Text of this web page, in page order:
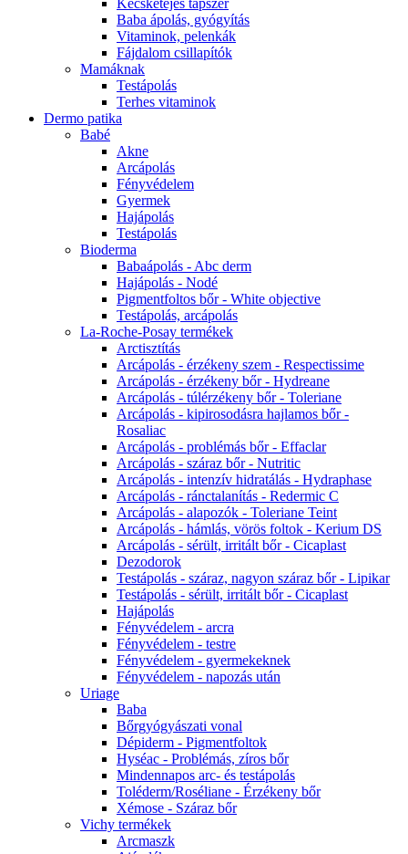
Kecsketejes tápszer
Baba ápolás, gyógyítás
Vitaminok, pelenkák
Fájdalom csillapítók
Mamáknak
Testápolás
Terhes vitaminok
Dermo patika
Babé
Akne
Arcápolás
Fényvédelem
Gyermek
Hajápolás
Testápolás
Bioderma
Babaápolás - Abc derm
Hajápolás - Nodé
Pigmentfoltos bőr - White objective
Testápolás, arcápolás
La-Roche-Posay termékek
Arctisztítás
Arcápolás - érzékeny szem - Respectissime
Arcápolás - érzékeny bőr - Hydreane
Arcápolás - túlérzékeny bőr - Toleriane
Arcápolás - kipirosodásra hajlamos bőr -
Rosaliac
Arcápolás - problémás bőr - Effaclar
Arcápolás - száraz bőr - Nutritic
Arcápolás - intenzív hidratálás - Hydraphase
Arcápolás - ránctalanítás - Redermic C
Arcápolás - alapozók - Toleriane Teint
Arcápolás - hámlás, vörös foltok - Kerium DS
Arcápolás - sérült, irritált bőr - Cicaplast
Dezodorok
Testápolás - száraz, nagyon száraz bőr - Lipikar
Testápolás - sérült, irritált bőr - Cicaplast
Hajápolás
Fényvédelem - arcra
Fényvédelem - testre
Fényvédelem - gyermekeknek
Fényvédelem - napozás után
Uriage
Baba
Bőrgyógyászati vonal
Dépiderm - Pigmentfoltok
Hyséac - Problémás, zíros bőr
Mindennapos arc- és testápolás
Toléderm/Roséliane - Érzékeny bőr
Xémose - Száraz bőr
Vichy termékek
Arcmaszk